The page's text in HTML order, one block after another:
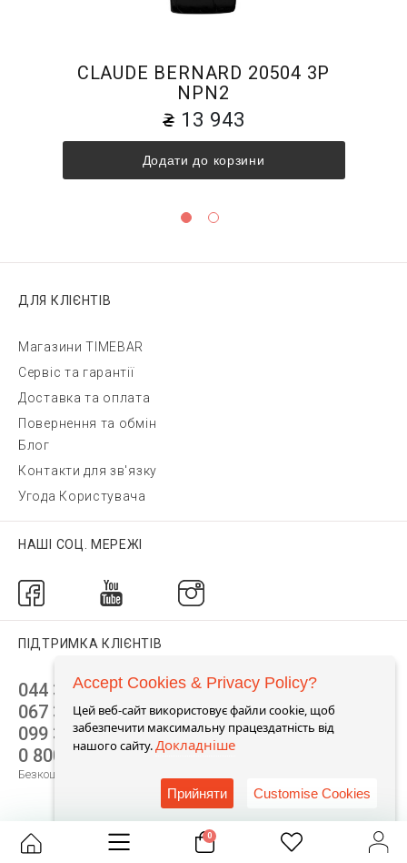
CLAUDE BERNARD 20504 3P
NPN2
13 943
Додати до корзини
ДЛЯ КЛІЄНТІВ
Магазини TIMEBAR
Сервіс та гарантії
Доставка та оплата
Повернення та обмін
Блог
Контакти для зв'язку
Угода Користувача
НАШІ СОЦ. МЕРЕЖІ
ПІДТРИМКА КЛІЄНТІВ
044 392 44 45
067 344 14 44 (viber)
099 399 23 80
0 800 305 805
Безкоштовно по Україні
0
Accept Cookies & Privacy Policy?
Цей веб-сайт використовує файли cookie, щоб
забезпечити максимальну працездатність від
нашого сайту.Докладніше
Прийняти Customise Cookies